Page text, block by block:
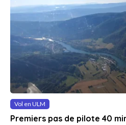
Vol en ULM
Premiers pas de pilote 40